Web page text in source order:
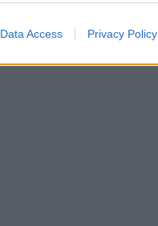
Data Access Privacy Policy